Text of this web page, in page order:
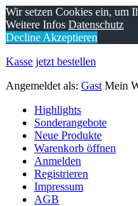
Wir setzen Cookies ein, um
Weitere Infos Datenschutz
Decline Akzeptieren
Kasse jetzt bestellen
Angemeldet als: Gast Mein
Highlights
Sonderangebote
Neue Produkte
Warenkorb öffnen
Anmelden
Registrieren
Impressum
AGB